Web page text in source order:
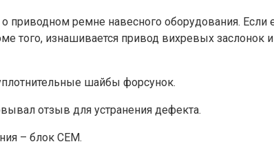
ремне навесного оборудования. Если
изнашивается привод вихревых заслонок и
шайбы форсунок.
отзыв для устранения дефекта.
– блок СЕМ.